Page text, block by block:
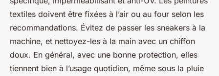
textiles doivent être fixées à l’air ou au four selon les
recommandations. Évitez de passer les sneakers à la
machine, et nettoyez-les à la main avec un chiffon
doux. En général, avec une bonne protection, elles
tiennent bien à l’usage quotidien, même sous la pluie